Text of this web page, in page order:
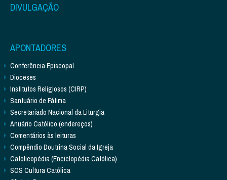
DIVULGAÇÃO
APONTADORES
Conferência Episcopal
Dioceses
Institutos Religiosos (CIRP)
Santuário de Fátima
Secretariado Nacional da Liturgia
Anuário Católico (endereços)
Comentários às leituras
Compêndio Doutrina Social da Igreja
Catolicopédia (Enciclopédia Católica)
SOS Cultura Católica